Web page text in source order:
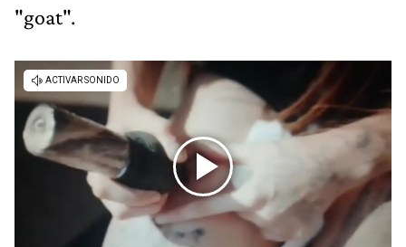
"goat".